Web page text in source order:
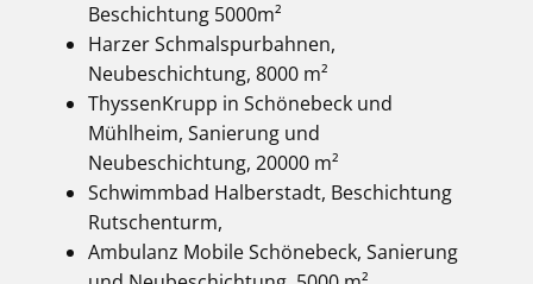
Beschichtung 5000m²
Harzer Schmalspurbahnen,
Neubeschichtung, 8000 m²
ThyssenKrupp in Schönebeck und
Mühlheim, Sanierung und
Neubeschichtung, 20000 m²
Schwimmbad Halberstadt, Beschichtung
Rutschenturm,
Ambulanz Mobile Schönebeck, Sanierung